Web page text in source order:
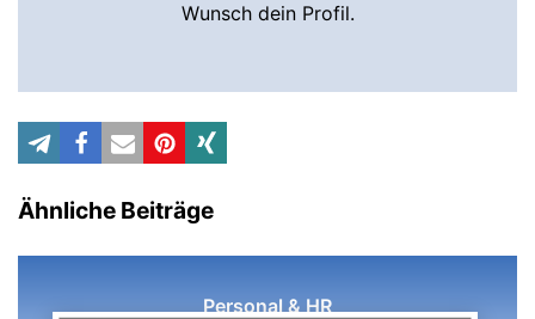
Wunsch dein Profil.
Ähnliche Beiträge
Personal & HR